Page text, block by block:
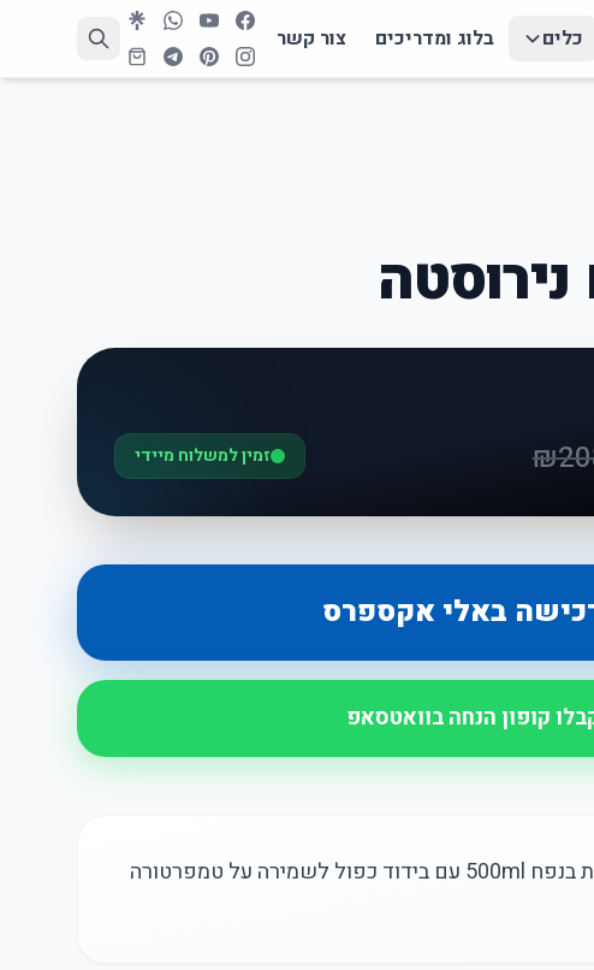
כלים בלוג ומדריכים צור קשר
₪ זמין למשלוח מיידי
באלי אקספרס
קופון הנחה בוואטסאפ
תרמוס ואקום מנירוסטה איכותית בנפח 500ml עם בידוד כפול לשמירה על טמפרטורה